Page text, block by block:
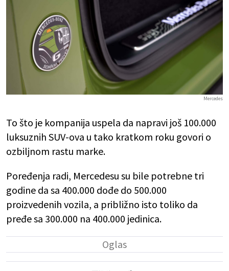
Mercedes
To što je kompanija uspela da napravi još 100.000
luksuznih SUV-ova u tako kratkom roku govori o
ozbiljnom rastu marke.
Poređenja radi, Mercedesu su bile potrebne tri
godine da sa 400.000 dođe do 500.000
proizvedenih vozila, a približno isto toliko da
pređe sa 300.000 na 400.000 jedinica.